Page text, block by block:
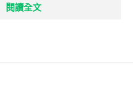
閱讀全文